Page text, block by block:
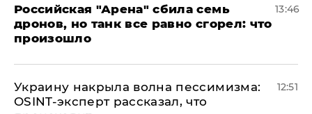
​Российская "Арена" сбила семь
дронов, но танк все равно сгорел: что
произошло
13:46
​Украину накрыла волна пессимизма:
OSINT-эксперт рассказал, что
12:51